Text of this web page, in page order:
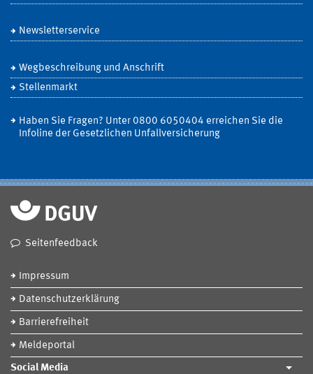
Newsletterservice
Wegbeschreibung und Anschrift
Stellenmarkt
Haben Sie Fragen? Unter 0800 6050404 erreichen Sie die
Infoline der Gesetzlichen Unfallversicherung
Seitenfeedback
Impressum
Datenschutzerklärung
Barrierefreiheit
Meldeportal
Social Media